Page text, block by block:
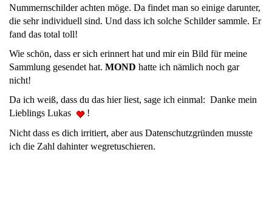
Nummernschilder achten möge. Da findet man so einige darunter,
die sehr individuell sind. Und dass ich solche Schilder sammle. Er
fand das total toll!
Wie schön, dass er sich erinnert hat und mir ein Bild für meine
Sammlung gesendet hat. MOND hatte ich nämlich noch gar
nicht!
Da ich weiß, dass du das hier liest, sage ich einmal: Danke mein
Lieblings Lukas
!
Nicht dass es dich irritiert, aber aus Datenschutzgründen musste
ich die Zahl dahinter wegretuschieren.